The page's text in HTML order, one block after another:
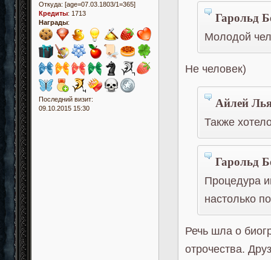
Откуда: [age=07.03.1803/1=365]
Кредиты: 1713
Награды:
Последний визит:
09.10.2015 15:30
Гарольд
Молодой
Не человек)
Айлей
Также
Гарольд
Процедура
настолько
Речь шла о
отрочества.